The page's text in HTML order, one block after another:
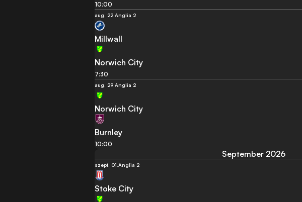
10:00
aug. 22.Anglia 2
Millwall
Norwich City
7:30
aug. 29.Anglia 2
Norwich City
Burnley
10:00
September 2026
szept. 01.Anglia 2
Stoke City